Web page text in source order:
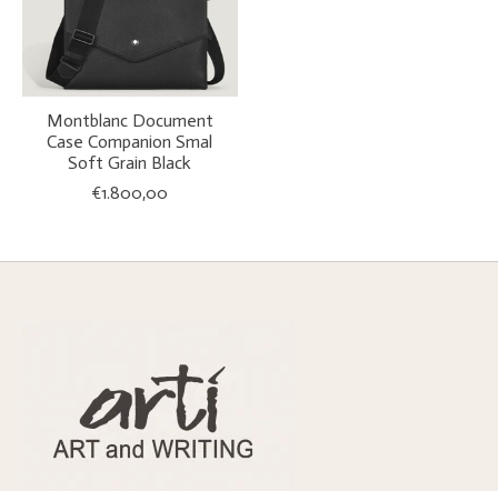
Montblanc Document
Case Companion Smal
Soft Grain Black
€1.800,00